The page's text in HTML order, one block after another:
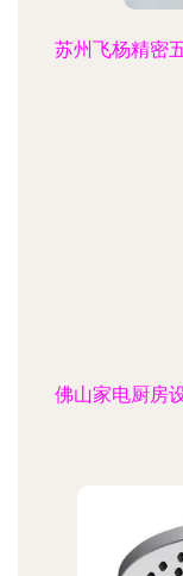
苏州飞杨精密
佛山家电厨房